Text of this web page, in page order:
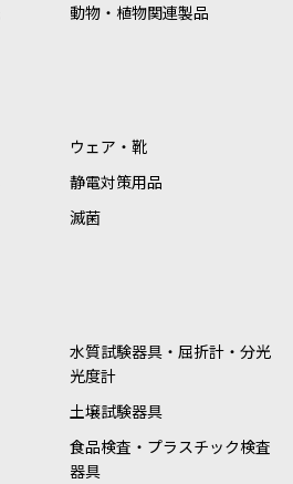
動物・植物関連製品
ウェア・靴
静電対策用品
滅菌
水質試験器具・屈折計・分光
光度計
土壌試験器具
食品検査・プラスチック検査
器具